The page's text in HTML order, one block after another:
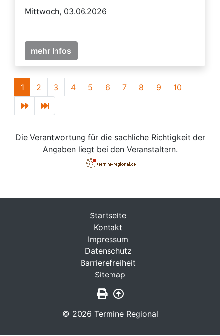
Mittwoch, 03.06.2026
mehr Infos
1 2 3 4 5 6 7 8 9 10
Die Verantwortung für die sachliche Richtigkeit der
Angaben liegt bei den Veranstaltern.
© 2026 Termine Regional
Startseite
Kontakt
Impressum
Datenschutz
Barrierefreiheit
Sitemap
Seite drucken
Zurück nach oben